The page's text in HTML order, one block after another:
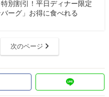
特別割引！平日ディナー限定
ーグ」お得に食べれる
次のページ